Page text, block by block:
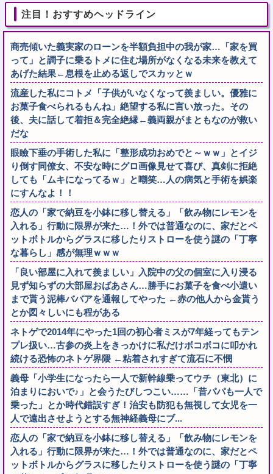
注目！おすすめヘッドライン
商売傾いた義実家のローンを半額負担中の我が家…「家を買
って」と調子に乗るトメに住む場所がなくなる未来を教えて
あげた結果←息根を止める返しでスカッとｗ
流産した私にコトメ「子供がいなくなって羨ましい。優雅に
お菓子食べられるもんね」絶望する私に言い放った。その
後、夫に話して着拒＆完全絶縁←義両親がまともなのが救い
だな
眼瞼下垂の手術した私に「整形成功おめでと～ｗｗ」とイジ
り倒す同僚女、不安な時にグロ画像見せて喜び、真剣に拒絶
しても「ムキになってるｗ」と嘲笑…人の病気と手術を娯楽
にすんなよ！！
恋人の「家で納豆を小鉢に移し替える」「飲み物にレモンを
入れる」行動に限界が来た…！外では普通なのに、家だとペ
ットボトルからグラスに移したりストローを使う謎の「丁寧
な暮らし」感が無理ｗｗｗ
「良い部屋に入れて羨ましい」入院中の父の個室に入り浸る
見ず知らずの大部屋おばあさん…勝手にお菓子を食べ小遣い
まで貰う泥棒ババアを通報してやった ←赤の他人から金貰う
とか図々しいにも程がある
ネトゲで2014年にやった1回の初心者ミスが7年経ってもテン
プレ扱い…古参の炎上をきっかけに私だけボコボコに叩かれ
続ける恐怖のネトゲ界隈 ←粘着されすぎて流石に不憫
義母「小学生になったら一人で新幹線乗ってウチ（東北）に
泊まりにおいで♪」と会うたびしつこい……「昔パパも一人で
乗った」とか時代錯誤すぎ！治安も防犯も無視して女児を一
人で遠出させようとする無神経義母にブ...
恋人の「家で納豆を小鉢に移し替える」「飲み物にレモンを
入れる」行動に限界が来た…！外では普通なのに、家だとペ
ットボトルからグラスに移したりストローを使う謎の「丁寧